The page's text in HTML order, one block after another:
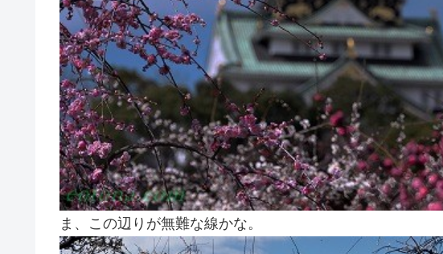
ま、この辺りが無難な線かな。